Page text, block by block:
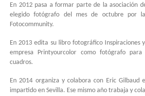
En 2012 pasa a formar parte de la asociación
elegido fotógrafo del mes de octubre por
Fotocommunity.
En 2013 edita su libro fotográfico Inspiraciones
empresa Printyourcolor como fotógrafo
cuadros.
En 2014 organiza y colabora con Eric Gilbaud
impartido en Sevilla. Ese mismo año trabaja y